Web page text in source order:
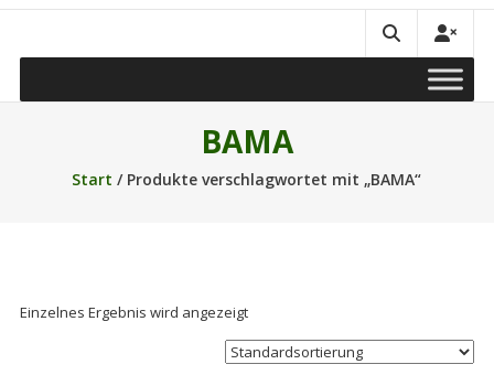
BAMA
Start / Produkte verschlagwortet mit „BAMA“
Einzelnes Ergebnis wird angezeigt